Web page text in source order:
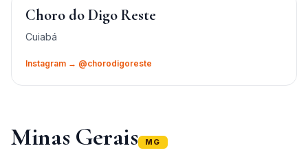
Choro do Digo Reste
Cuiabá
Instagram → @chorodigoreste
Minas Gerais MG